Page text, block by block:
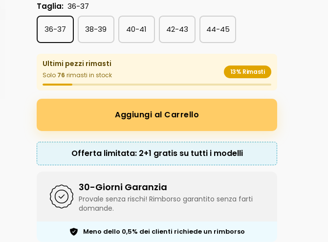
Taglia: 36-37
36-37 38-39 40-41 42-43 44-45
Ultimi pezzi rimasti
Solo 76 rimasti in stock 13% Rimasti
Aggiungi al Carrello
Offerta limitata:2+1 gratis su tutti i modelli
30-Giorni Garanzia
Provale senza rischi! Rimborso garantito senza farti
domande.
Meno dello 0,5% dei clienti richiede un rimborso